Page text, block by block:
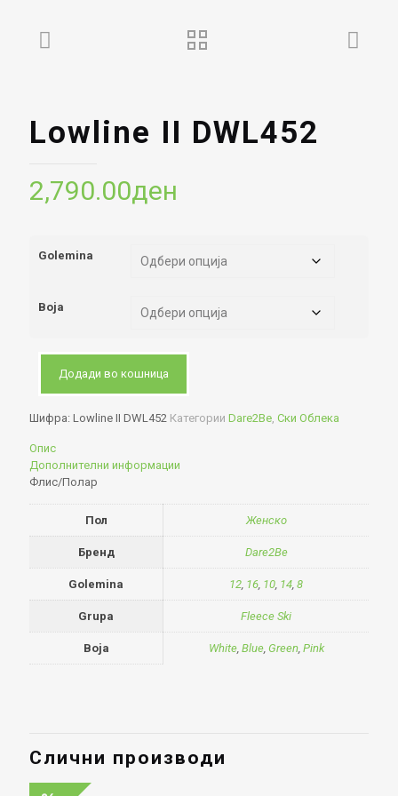
Lowline II DWL452
2,790.00ден
Golemina
Boja
Додади во кошница
Шифра: Lowline II DWL452 Категории Dare2Be, Ски Облека
Опис
Дополнителни информации
Флис/Полар
Пол Женско
Бренд Dare2Be
Golemina 12, 16, 10, 14, 8
Grupa Fleece Ski
Boja White, Blue, Green, Pink
Слични производи